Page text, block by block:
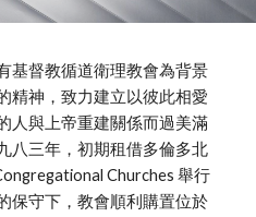
基督教循道衛理教會為背景
精神，致力建立以彼此相愛
人與上帝重建關係而過美滿
八三年，初期租借多倫多北
Churches 舉行
保守下，教會順利購置位於